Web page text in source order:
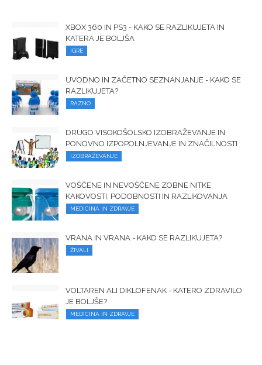
XBOX 360 IN PS3 - KAKO SE RAZLIKUJETA IN
KATERA JE BOLJŠA
IGRE
UVODNO IN ZAČETNO SEZNANJANJE - KAKO SE
RAZLIKUJETA?
RAZNO
DRUGO VISOKOŠOLSKO IZOBRAŽEVANJE IN
PONOVNO IZPOPOLNJEVANJE IN ZNAČILNOSTI
IZOBRAŽEVANJE
VOŠČENE IN NEVOŠČENE ZOBNE NITKE
KAKOVOSTI, PODOBNOSTI IN RAZLIKOVANJA
MEDICINA IN ZDRAVJE
VRANA IN VRANA - KAKO SE RAZLIKUJETA?
ŽIVALI
VOLTAREN ALI DIKLOFENAK - KATERO ZDRAVILO
JE BOLJŠE?
MEDICINA IN ZDRAVJE